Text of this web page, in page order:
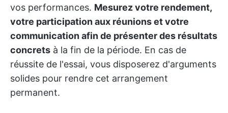
vos performances. Mesurez votre rendement,
votre participation aux réunions et votre
communication afin de présenter des résultats
concrets à la fin de la période. En cas de
réussite de l'essai, vous disposerez d'arguments
solides pour rendre cet arrangement
permanent.